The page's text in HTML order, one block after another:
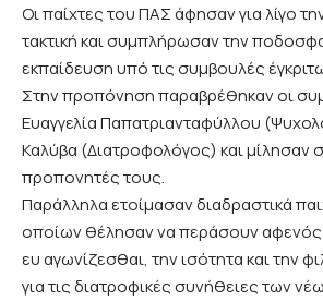
Οι παίχτες του ΠΑΣ άφησαν για λίγο
τακτική και συμπλήρωσαν την
εκπαίδευση υπό τις συμβουλές
Στην προπόνηση παραβρέθηκαν οι
Ευαγγελία Παπατριανταφύλλου
Καλύβα (Διατροφολόγος) και μίλησαν
προπονητές τους.
Παράλληλα ετοίμασαν διαδραστικά
οποίων θέλησαν να περάσουν αφενός
ευ αγωνίζεσθαι, την ισότητα και την
για τις διατροφικές συνήθειες των